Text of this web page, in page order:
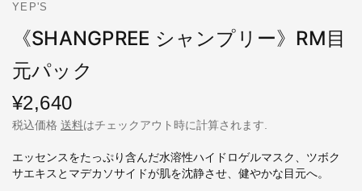
YEP'S
《SHANGPREE シャンプリー》RM目
元パック
¥2,640
税込価格 送料はチェックアウト時に計算されます.
エッセンスをたっぷり含んだ水溶性ハイドロゲルマスク、ツボク
サエキスとマデカソサイドが肌を沈静させ、健やかな目元へ。